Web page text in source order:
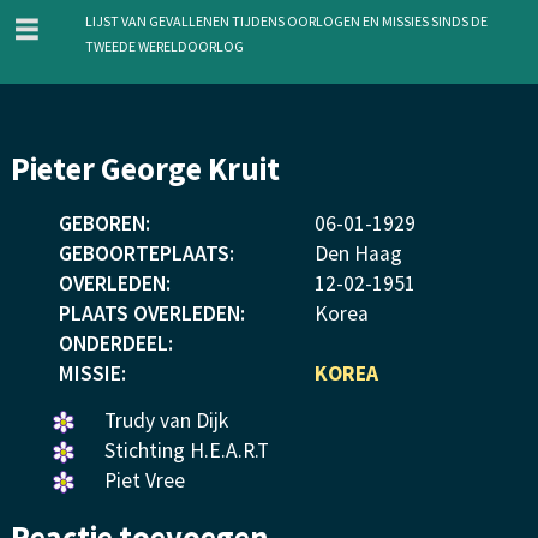
en
inhoud
menu
Lijst van gevallenen tijdens oorlogen en missies sinds de
Tweede Wereldoorlog
Pieter George Kruit
GEBOREN: 06-01-1929
GEBOORTEPLAATS:
Den Haag
OVERLEDEN:
12-02-1951
PLAATS OVERLEDEN:
Korea
ONDERDEEL:
MISSIE:
KOREA
Een
bloemetje
gelegd.
Trudy van Dijk
Een
bloemetje
Stichting H.E.A.R.T
Een
Piet Vree